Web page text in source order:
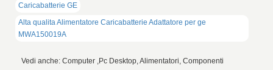
Caricabatterie GE
Alta qualita Alimentatore Caricabatterie Adattatore per ge
MWA150019A
Vedi anche: Computer ,Pc Desktop, Alimentatori, Componenti